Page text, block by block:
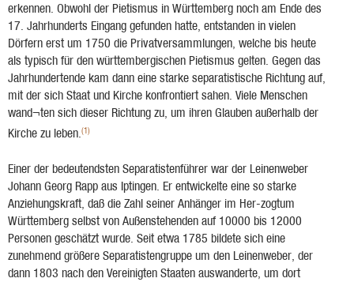
erkennen. Obwohl der Pietismus in Württemberg noch am Ende des
17. Jahrhunderts Eingang gefunden hatte, entstanden in vielen
Dörfern erst um 1750 die Privatversammlungen, welche bis heute
als typisch für den württembergischen Pietismus gelten. Gegen das
Jahrhundertende kam dann eine starke separatistische Richtung auf,
mit der sich Staat und Kirche konfrontiert sahen. Viele Menschen
wand¬ten sich dieser Richtung zu, um ihren Glauben außerhalb der
Kirche zu leben.(1)
Einer der bedeutendsten Separatistenführer war der Leinenweber
Johann Georg Rapp aus Iptingen. Er entwickelte eine so starke
Anziehungskraft, daß die Zahl seiner Anhänger im Her-zogtum
Württemberg selbst von Außenstehenden auf 10000 bis 12000
Personen geschätzt wurde. Seit etwa 1785 bildete sich eine
zunehmend größere Separatistengruppe um den Leinenweber, der
dann 1803 nach den Vereinigten Staaten auswanderte, um dort